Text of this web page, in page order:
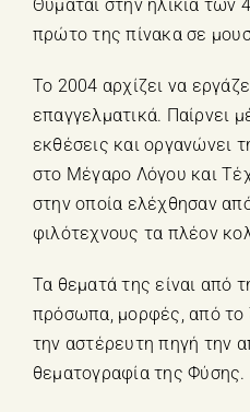
Θυμάται στην ηλικία των
πρώτο της πίνακα σε
Το 2004 αρχίζει να
επαγγελματικά. Παίρνει
εκθέσεις και οργανώνει
στο Μέγαρο Λόγου και
στην οποία ελέχθησαν
φιλότεχνους τα πλέον
Τα θεματά της είναι από
πρόσωπα, μορφές, από το
την αστέρευτη πηγή την
θεματογραφία της Φύσης.